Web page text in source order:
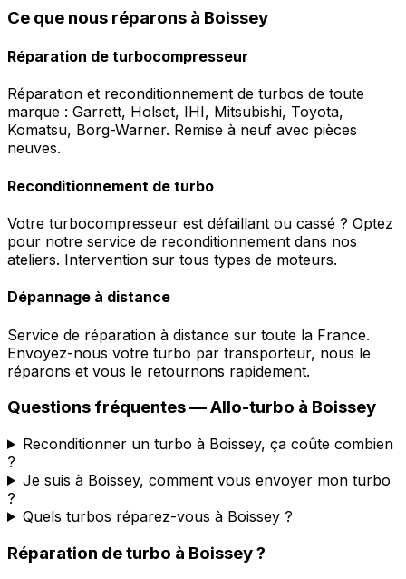
Ce que nous réparons à Boissey
Réparation de turbocompresseur
Réparation et reconditionnement de turbos de toute
marque : Garrett, Holset, IHI, Mitsubishi, Toyota,
Komatsu, Borg-Warner. Remise à neuf avec pièces
neuves.
Reconditionnement de turbo
Votre turbocompresseur est défaillant ou cassé ? Optez
pour notre service de reconditionnement dans nos
ateliers. Intervention sur tous types de moteurs.
Dépannage à distance
Service de réparation à distance sur toute la France.
Envoyez-nous votre turbo par transporteur, nous le
réparons et vous le retournons rapidement.
Questions fréquentes —Allo-turbo à Boissey
Reconditionner un turbo à Boissey, ça coûte combien
?
Je suis à Boissey, comment vous envoyer mon turbo
?
Quels turbos réparez-vous à Boissey ?
Réparation de turbo à Boissey?